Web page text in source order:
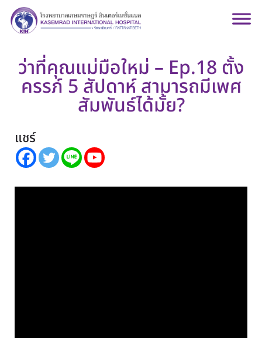
ว่าที่คุณแม่มือใหม่ – Ep.18 ตั้ง
ครรภ์ 5 สัปดาห์ สามารถมีเพศ
สัมพันธ์ได้มั้ย?
แชร์